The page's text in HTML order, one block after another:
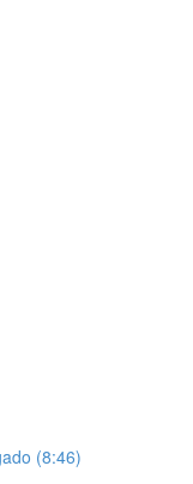
(8:46)